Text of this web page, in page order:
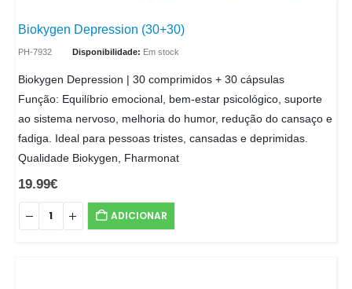
Biokygen Depression (30+30)
PH-7932 Disponibilidade: Em stock
Biokygen Depression | 30 comprimidos + 30 cápsulas
Função: Equilíbrio emocional, bem-estar psicológico, suporte
ao sistema nervoso, melhoria do humor, redução do cansaço e
fadiga. Ideal para pessoas tristes, cansadas e deprimidas.
Qualidade Biokygen, Fharmonat
19.99€
ADICIONAR